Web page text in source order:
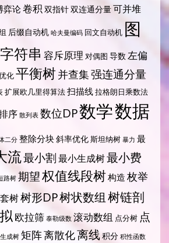
弈论卷积 双指针双连通分量可并堆
后缀自动机 哈夫曼编码 回文自动机 图
字符串 容斥原理 对偶图 导数 左偏
化平衡树并查集强连通分量
扩展欧几里得算法扫描线拉格朗日乘数法
序 散列表 数位DP数学数据
二分 整除分块斜率优化斯坦纳树 暴力 最
流最小割 最小生成树最小费
路树 期望权值线段树构造 枚举
树树形DP树状数组 树链剖
欧拉筛 泰勒级数 滚动数组 点分树 点
生成树 矩阵离散化离线积分 积性函数